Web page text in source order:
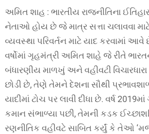
અમિત શાહ : ભારતીય રાજનીતિના
નેતાઓ હોય છે જે માત્ર સત્તા ચલાવવા
વ્યવસ્થા પરિવર્તન માટે યાદ કરવામાં આવે
વર્ષોમાં ગૃહમંત્રી અમિત શાહે જે રીતે
બંધારણીય માળખું અને વહીવટી વિચારધારા
છોડી છે, તેણે તેમને દેશના સૌથી
યાદીમાં ટોચ પર લાવી દીધા છે. વર્ષ
કમાન સંભાળ્યા પછી, તેમની કડક
રણનીતિક વહીવટે સાબિત કર્યું કે તેઓ